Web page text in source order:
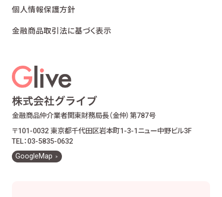
金融商品仲介業における有価証券・金融商品の
提携会社の金融商品の勧誘・販売、サービスの
供の妥当性を判断するため
お客様ご本人であること又はご本人の代理人で
あることを確認するため
お客様に対し、お取引結果、お預り残高などの報
お客様とのお取引に関する事務を行うため
お客様との契約や法律等に基づく権利の行使や
義務の履行のため
金融商品仲介業者関東財務局長（金仲）第787号
〒101-0032 東京都千代田区岩本町1-3-1 ニュー中野ビル3F
TEL：03-5835-0632
GoogleMap
個人情報保護方針
金融商品取引法に基づく表示